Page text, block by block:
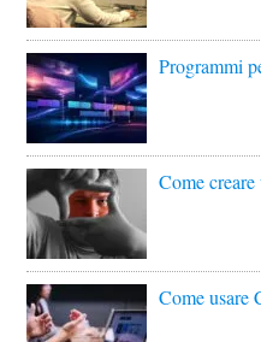
Programmi
Come
Come usare